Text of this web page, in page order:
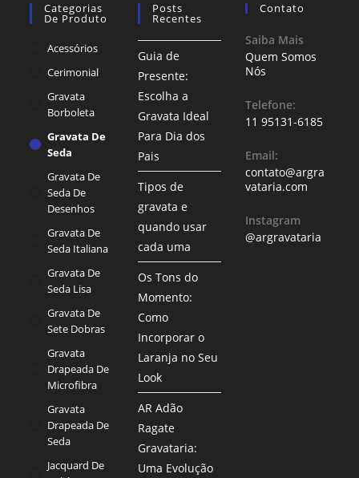
Categorias
De Produto
Acessórios
Cerimonial
Gravata
Borboleta
Gravata De
Seda
Gravata De
Seda De
Desenhos
Gravata De
Seda Italiana
Gravata De
Seda Lisa
Gravata De
Sete Dobras
Gravata
Drapeada De
Microfibra
Gravata
Drapeada De
Seda
Jacquard De
Posts
Recentes
Guia de
Presente:
Escolha a
Gravata Ideal
Para Dia dos
Pais
Tipos de
gravata e
quando usar
cada uma
Os Tons do
Momento:
Como
Incorporar o
Laranja no Seu
Look
AR Adão
Ragate
Gravataria:
Uma Evolução
Contato
Saiba Mais
Quem Somos
Nós
Telefone:
11 95131-6185
Email:
contato@argra
vataria.com
Instagram
@argravataria